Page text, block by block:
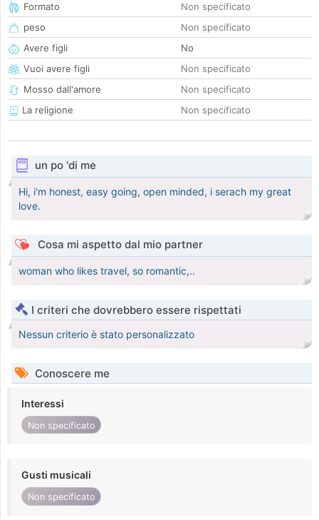
Formato
Non specificato
peso
Non specificato
Avere figli
No
Vuoi avere figli
Non specificato
Mosso dall'amore
Non specificato
La religione
Non specificato
un po 'di me
Hi, i'm honest, easy going, open minded, i serach my great
love.
Cosa mi aspetto dal mio partner
woman who likes travel, so romantic,..
I criteri che dovrebbero essere rispettati
Nessun criterio è stato personalizzato
Conoscere me
Interessi
Non specificato
Gusti musicali
Non specificato